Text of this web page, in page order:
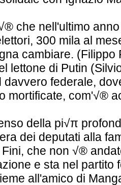
che nell'ultimo
300 mila al
cambiare. (Filippo
lettone di Putin
davvero federale,
mortificate, com'√®
della pi√π
dei deputati alla
che non √®
e sta nel partito
all'amico di